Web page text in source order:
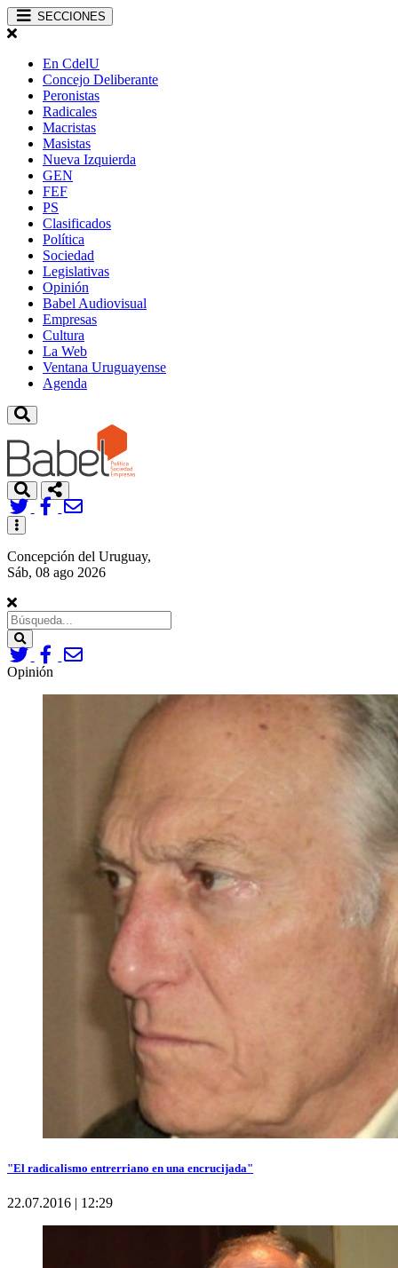
SECCIONES
En CdelU
Concejo Deliberante
Peronistas
Radicales
Macristas
Masistas
Nueva Izquierda
GEN
FEF
PS
Clasificados
Política
Sociedad
Legislativas
Opinión
Babel Audiovisual
Empresas
Cultura
La Web
Ventana Uruguayense
Agenda
Toggle
navigation
Concepción del Uruguay,
Sáb, 08 ago 2026
Search
Opinión
"El radicalismo entrerriano en una encrucijada"
22.07.2016 | 12:29